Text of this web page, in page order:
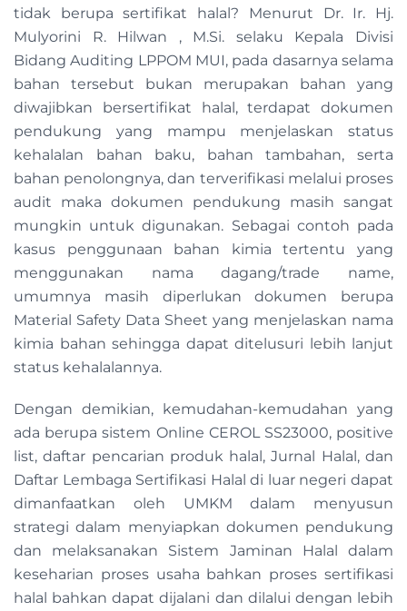
tidak berupa sertifikat halal? Menurut Dr. Ir. Hj.
Mulyorini R. Hilwan , M.Si. selaku Kepala Divisi
Bidang Auditing LPPOM MUI, pada dasarnya selama
bahan tersebut bukan merupakan bahan yang
diwajibkan bersertifikat halal, terdapat dokumen
pendukung yang mampu menjelaskan status
kehalalan bahan baku, bahan tambahan, serta
bahan penolongnya, dan terverifikasi melalui proses
audit maka dokumen pendukung masih sangat
mungkin untuk digunakan. Sebagai contoh pada
kasus penggunaan bahan kimia tertentu yang
menggunakan nama dagang/trade name,
umumnya masih diperlukan dokumen berupa
Material Safety Data Sheet yang menjelaskan nama
kimia bahan sehingga dapat ditelusuri lebih lanjut
status kehalalannya.
Dengan demikian, kemudahan-kemudahan yang
ada berupa sistem Online CEROL SS23000, positive
list, daftar pencarian produk halal, Jurnal Halal, dan
Daftar Lembaga Sertifikasi Halal di luar negeri dapat
dimanfaatkan oleh UMKM dalam menyusun
strategi dalam menyiapkan dokumen pendukung
dan melaksanakan Sistem Jaminan Halal dalam
keseharian proses usaha bahkan proses sertifikasi
halal bahkan dapat dijalani dan dilalui dengan lebih